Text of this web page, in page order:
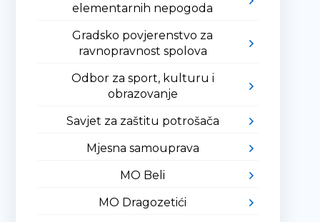
elementarnih nepogoda
Gradsko povjerenstvo za
ravnopravnost spolova
Odbor za sport, kulturu i
obrazovanje
Savjet za zaštitu potrošača
Mjesna samouprava
MO Beli
MO Dragozetići